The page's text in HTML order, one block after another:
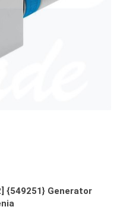
{549251} Generator